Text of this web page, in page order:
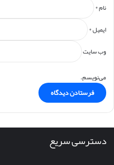
نام*
ایمیل*
وب‌ سایت
می‌نویسم.
دسترسی سریع